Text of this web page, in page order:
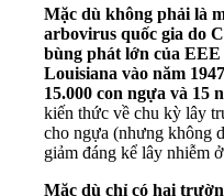
Mặc dù không phải là
arbovirus quốc gia do
bùng phát lớn của
Louisiana vào năm
15.000 con ngựa và 15
kiến thức về chu kỳ lây
cho ngựa (nhưng không
giảm đáng kể lây nhiễm
Mặc dù chỉ có hai